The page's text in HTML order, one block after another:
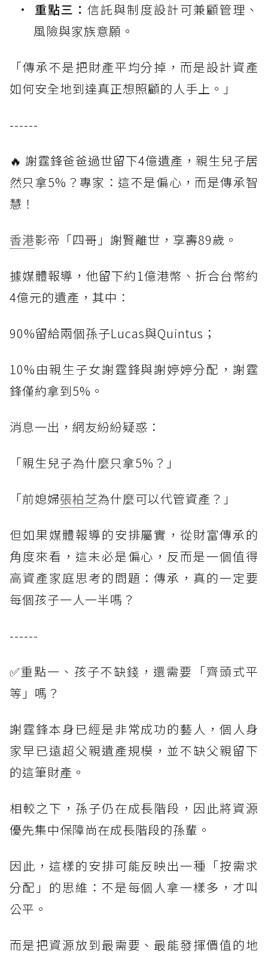
重點三：信託與制度設計可兼顧管理、
風險與家族意願。
「傳承不是把財產平均分掉，而是設計資產
如何安全地到達真正想照顧的人手上。」
------
🔥 謝霆鋒爸爸過世留下4億遺產，親生兒子居
然只拿5%？專家：這不是偏心，而是傳承智
慧！
香港影帝「四哥」謝賢離世，享壽89歲。
據媒體報導，他留下約1億港幣、折合台幣約
4億元的遺產，其中：
90%留給兩個孫子Lucas與Quintus；
10%由親生子女謝霆鋒與謝婷婷分配，謝霆
鋒僅約拿到5%。
消息一出，網友紛紛疑惑：
「親生兒子為什麼只拿5%？」
「前媳婦張柏芝為什麼可以代管資產？」
但如果媒體報導的安排屬實，從財富傳承的
角度來看，這未必是偏心，反而是一個值得
高資產家庭思考的問題：傳承，真的一定要
每個孩子一人一半嗎？
------
✅重點一、孩子不缺錢，還需要「齊頭式平
等」嗎？
謝霆鋒本身已經是非常成功的藝人，個人身
家早已遠超父親遺產規模，並不缺父親留下
的這筆財產。
相較之下，孫子仍在成長階段，因此將資源
優先集中保障尚在成長階段的孫輩。
因此，這樣的安排可能反映出一種「按需求
分配」的思維：不是每個人拿一樣多，才叫
公平。
而是把資源放到最需要、最能發揮價值的地